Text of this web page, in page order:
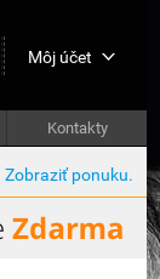
Môj účet
Kontakty
Zobraziť ponuku.